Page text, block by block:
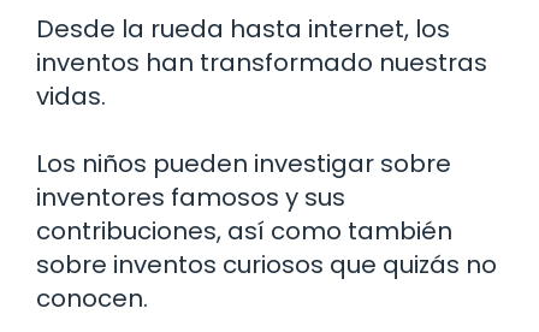
Desde la rueda hasta internet, los
inventos han transformado nuestras
vidas.
Los niños pueden investigar sobre
inventores famosos y sus
contribuciones, así como también
sobre inventos curiosos que quizás no
conocen.